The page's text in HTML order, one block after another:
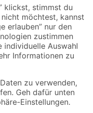
Angebote sind unter
Verfügbarkeiten beziehen